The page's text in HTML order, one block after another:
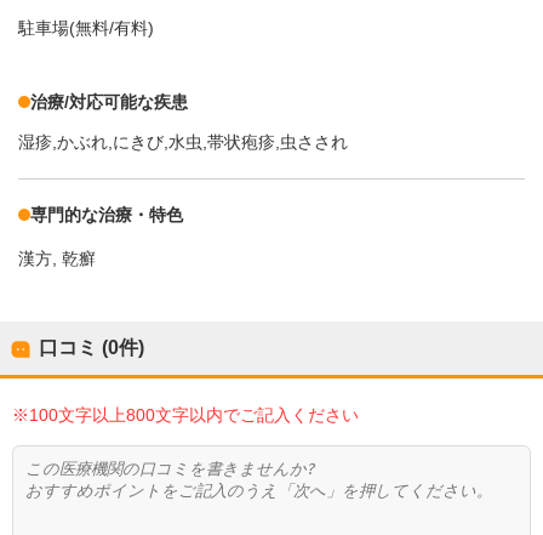
駐車場(無料/有料)
治療/対応可能な疾患
湿疹,かぶれ,にきび,水虫,帯状疱疹,虫さされ
専門的な治療・特色
漢方 乾癬
口コミ (0件)
※100文字以上800文字以内でご記入ください